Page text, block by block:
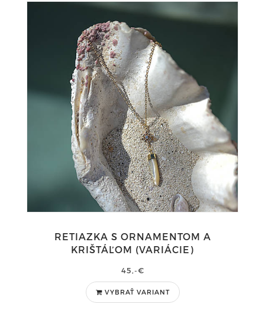
RETIAZKA S ORNAMENTOM A
KRIŠTÁĽOM (VARIÁCIE)
45,-€
VYBRAŤ VARIANT